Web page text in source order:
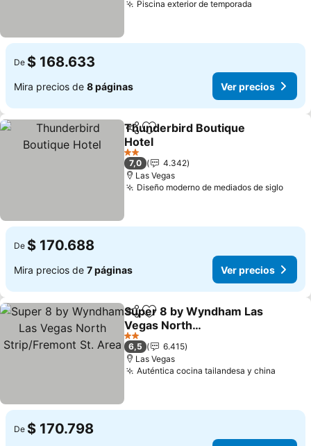
Piscina exterior de temporada
De $ 168.633
Mira precios de 8 páginas Ver precios
Compartir
Agregar a favoritos
Thunderbird Boutique
Hotel
Ver precios
2 Estrellas
7,0
4.342
Las Vegas
Diseño moderno de mediados de sigloVer
De $ 170.688
Mira precios de 7 páginas Ver precios
CompartirAgregar a favoritos
Super 8 by Wyndham Las
Vegas North
Strip/Fremont St. Area
Ver precios
2 Estrellas
6,5
6.415
Las Vegas
Auténtica cocina tailandesa y china
De $ 170.798